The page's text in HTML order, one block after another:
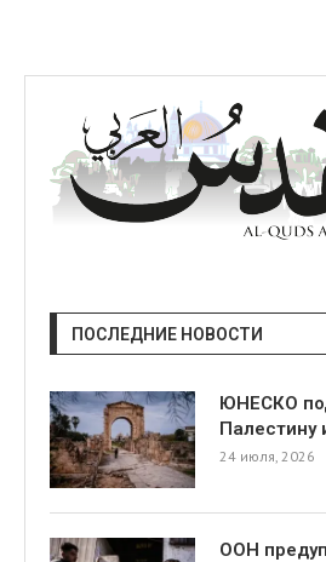
ПОСЛЕДНИЕ НОВОСТИ
ЮНЕСКО
Палестину
24 июля, 2026
ООН